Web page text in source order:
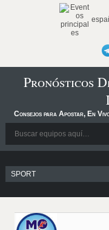
Pronósticos
Consejos para Apostar, En